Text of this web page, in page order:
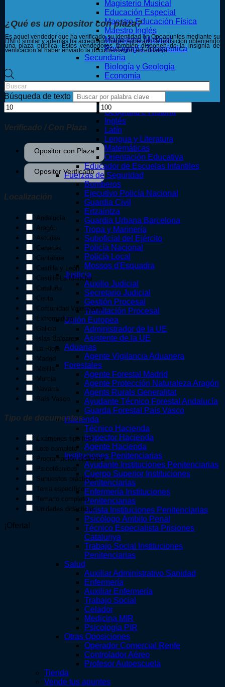
Magisterio Musical
Educación Especial
Maestro Educación Física
Maestro Inglés
Magisterio Musical
Pedagogía Terapéutica
Secundaria
Biología y Geología
Economía
Educación Física
Filosofía
Física y Química
Geografía e Historia
Inglés
Latín
Lengua y Literatura
Matemáticas
Orientación Educativa
Educador de Escuelas Infantiles
Fuerzas de Seguridad
Bomberos
Ejecutivo Policía Nacional
Guardia Civil
Ertzaintza
Guardia Urbana Barcelona
Tropa y Marinería
Suboficial del Ejército
Policía Nacional
Policía Local
Mossos d'Esquadra
Justicia
Auxilio Judicial
Secretario Judicial
Gestión Procesal
Tramitación Procesal
Unión Europea
Administrador de la UE
Asistente de la UE
Aduanas
Agente Vigilancia Aduanera
Forestales
Agente Forestal Madrid
Agente Protección Naturaleza Aragón
Agents Rurals Generalitat
Ayudante Técnico Forestal Andalucía
Guarda Forestal País Vasco
Hacienda
Técnico Hacienda
Inspector Hacienda
Agente Hacienda
Instituciones Penitenciarias
Ayudante Instituciones Penitenciarias
Cuerpo Superior Instituciones
Penitenciarias
Enfermería Instituciones
Penitenciarias
Jurista Instituciones Penitenciarias
Psicólogo Ámbito Penal
Técnico Especialista Prisiones
Catalunya
Trabajo Social Instituciones
Penitenciarias
Salud
Auxiliar Administrativo Sanidad
Enfermería
Auxiliar Enfermería
Trabajo Social
Celador
Medicina MIR
Psicología PIR
Otras Oposiciones
Operador Comercial Renfe
Controlador Aéreo
Profesor Autoescuela
Tienda
Vende tus apuntes
¿Qué es un opositor con plaza?
Es aquel vendedor que ha verificado su identidad en Opoapuntes mediante su
DNI o similar y además ha acreditado haber superado la oposición obteniendo
una plaza pública. Estos vendedores también disponen de la insignia de
verificación al haber enviado la documentación acreditativa.
de
productos
Búsqueda de texto
Verificado / Con Plaza
Opositor con Plaza
Opositor con Plaza
Opositor Verificado
Opositor Verificado
Localización
Andalucía
Aragón
Asturias
Canarias
Cantabria
Castilla y León
Castilla-La Mancha
Cataluña
Ceuta
Comunidad Valenciana
Extremadura
Galicia
Islas Baleares
La Rioja
Madrid
Melilla
Murcia
Navarra
País Vasco
Tipo de documentos
Exámenes tipo test
Lote completo
Programación didáctica
Psicotécnicos
Supuestos prácticos
Tema específico
Temario completo
Unidades didácticas
¡Oferta!